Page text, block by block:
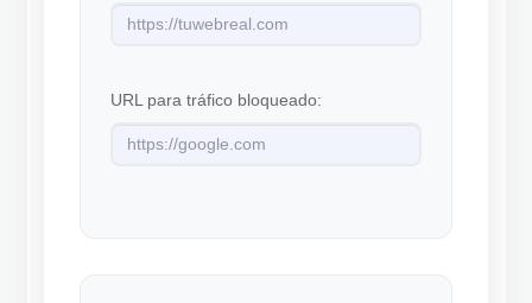
URL para tráfico bloqueado: